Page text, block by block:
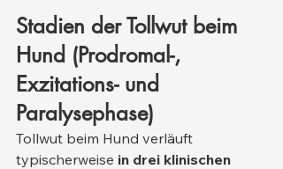
Stadien der Tollwut beim
Hund (Prodromal-,
Exzitations- und
Paralysephase)
Tollwut beim Hund verläuft
typischerweise in drei klinischen